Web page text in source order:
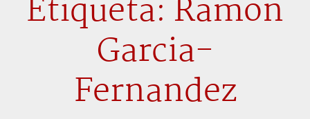
Etiqueta: Ramon
Garcia-
Fernandez